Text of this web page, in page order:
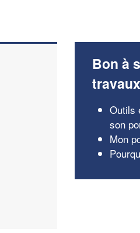
Bon à
travaux
Outils
son
Mon